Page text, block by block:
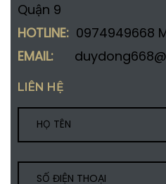
Quận 9
HOTLINE: 0974949668
EMAIL:
LIÊN HỆ